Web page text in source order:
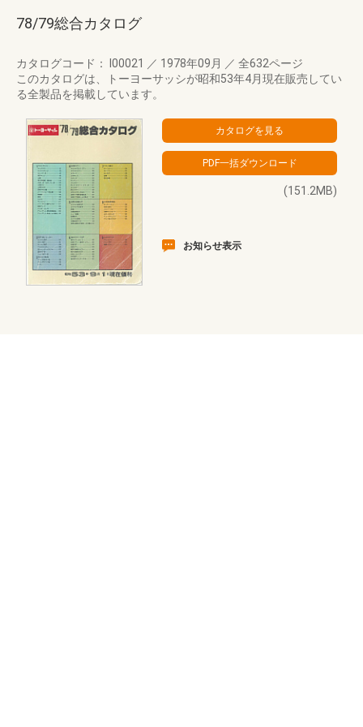
78/79総合カタログ
カタログコード： I00021 ／ 1978年09月 ／ 全632ページ
このカタログは、トーヨーサッシが昭和53年4月現在販売してい
る全製品を掲載しています。
(151.2MB)
お知らせ表示